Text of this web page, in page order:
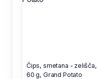
Čips, smetana - zelišča,
60 g, Grand Potato